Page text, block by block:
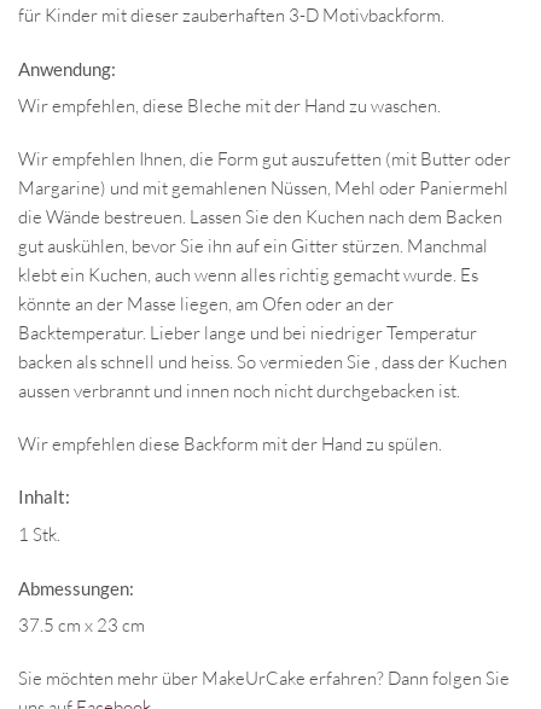
für Kinder mit dieser zauberhaften 3-D Motivbackform.
Anwendung:
Wir empfehlen, diese Bleche mit der Hand zu waschen.
Wir empfehlen Ihnen, die Form gut auszufetten (mit Butter oder
Margarine) und mit gemahlenen Nüssen, Mehl oder Paniermehl
die Wände bestreuen. Lassen Sie den Kuchen nach dem Backen
gut auskühlen, bevor Sie ihn auf ein Gitter stürzen. Manchmal
klebt ein Kuchen, auch wenn alles richtig gemacht wurde. Es
könnte an der Masse liegen, am Ofen oder an der
Backtemperatur. Lieber lange und bei niedriger Temperatur
backen als schnell und heiss. So vermieden Sie , dass der Kuchen
aussen verbrannt und innen noch nicht durchgebacken ist.
Wir empfehlen diese Backform mit der Hand zu spülen.
Inhalt:
1 Stk.
Abmessungen:
37.5 cm x 23 cm
Sie möchten mehr über MakeUrCake erfahren? Dann folgen Sie